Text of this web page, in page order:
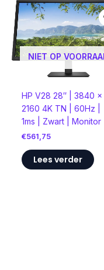
NIET OP
HP V28 28″ | 3840 x
2160 4K TN | 60Hz |
1ms | Zwart | Monitor
€561,75
Lees verder